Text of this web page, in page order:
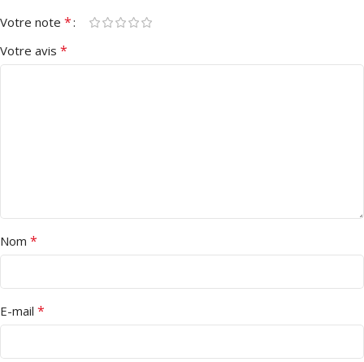
Votre note *
Votre avis *
Nom *
E-mail *